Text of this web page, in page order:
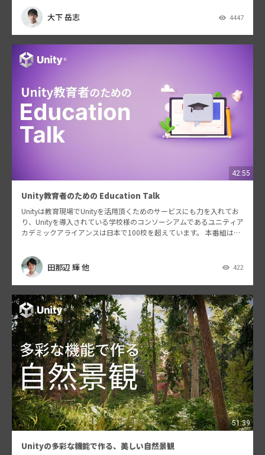
大下 岳志 4447
42:55
Unity教育者のための Education Talk
Unityは教育現場でUnityを活用頂くためのサービスにも力を入れてお
り、Unityを導入されている学校様のコンソーシアムであるユニティア
カデミックアライアンスは日本で100校を超えています。 本番組は、
田那辺 輝 他 422
51:39
Unityの多彩な機能で作る、美しい自然景観